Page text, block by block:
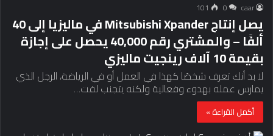
caar
0
101
يصل إنتاج Mitsubishi Xpander في ماليزيا إلى 40
ألفًا – والمشتري رقم 40,000 يحصل على إجازة
بقيمة 10 آلاف رينجيت ماليزي
لا بد أنك تعرف شخصًا كهذا في العمل أو في الرياضة، الرجل الذي
يمارس عمله بهدوء وفعالية ولكنه يتجنب لفت…
أكمل القراءة »